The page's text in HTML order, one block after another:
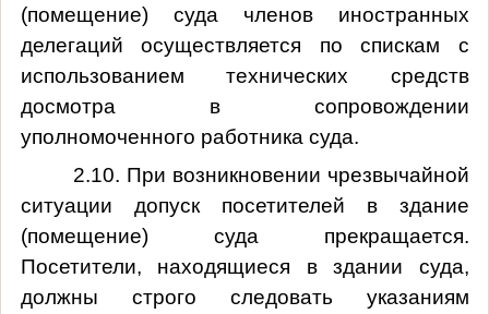
(помещение) суда членов иностранных
делегаций осуществляется по спискам с
использованием технических средств
досмотра в сопровождении
уполномоченного работника суда.
2.10. При возникновении чрезвычайной
ситуации допуск посетителей в здание
(помещение) суда прекращается.
Посетители, находящиеся в здании суда,
должны строго следовать указаниям